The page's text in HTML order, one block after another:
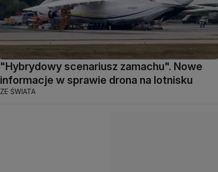
"Hybrydowy scenariusz zamachu". Nowe
informacje w sprawie drona na lotnisku
ZE ŚWIATA